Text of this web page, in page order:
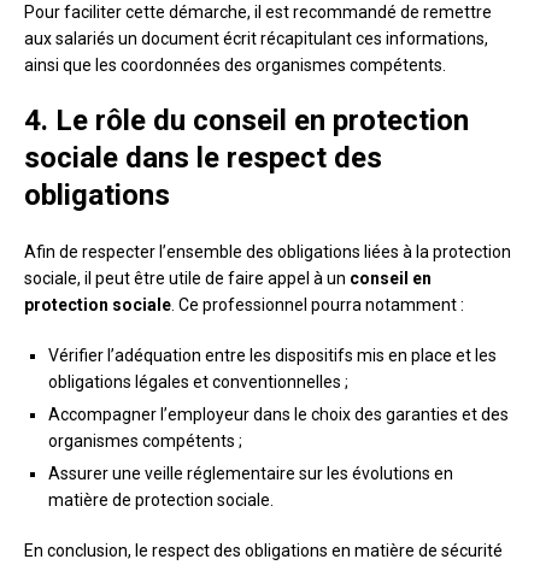
Pour faciliter cette démarche, il est recommandé de remettre
aux salariés un document écrit récapitulant ces informations,
ainsi que les coordonnées des organismes compétents.
4. Le rôle du conseil en protection
sociale dans le respect des
obligations
Afin de respecter l’ensemble des obligations liées à la protection
sociale, il peut être utile de faire appel à un conseil en
protection sociale . Ce professionnel pourra notamment :
Vérifier l’adéquation entre les dispositifs mis en place et les
obligations légales et conventionnelles ;
Accompagner l’employeur dans le choix des garanties et des
organismes compétents ;
Assurer une veille réglementaire sur les évolutions en
matière de protection sociale.
En conclusion, le respect des obligations en matière de sécurité